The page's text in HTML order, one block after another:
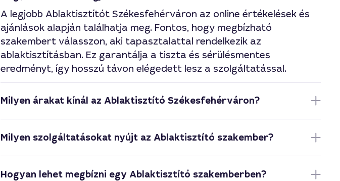
A legjobb Ablaktisztítót Székesfehérváron az online értékelések és
ajánlások alapján találhatja meg. Fontos, hogy megbízható
szakembert válasszon, aki tapasztalattal rendelkezik az
ablaktisztításban. Ez garantálja a tiszta és sérülésmentes
eredményt, így hosszú távon elégedett lesz a szolgáltatással.
Milyen árakat kínál az Ablaktisztító Székesfehérváron?
Milyen szolgáltatásokat nyújt az Ablaktisztító szakember?
Hogyan lehet megbízni egy Ablaktisztító szakemberben?